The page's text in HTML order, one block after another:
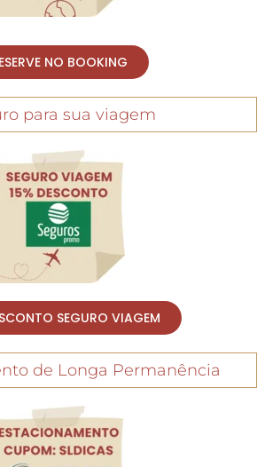
NO BOOKING
para sua viagem
SEGURO VIAGEM
de Longa Permanência